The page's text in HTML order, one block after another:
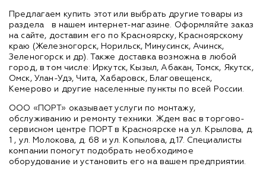
Предлагаем купить этот или выбрать другие товары из
раздела
в нашем интернет-магазине. Оформляйте заказ
на сайте, доставим его по Красноярску, Красноярскому
краю (Железногорск, Норильск, Минусинск, Ачинск,
Зеленогорск и др). Также доставка возможна в любой
город, в том числе: Иркутск, Кызыл, Абакан, Томск, Якутск,
Омск, Улан-Удэ, Чита, Хабаровск, Благовещенск,
Кемерово и другие населенные пункты по всей России.
ООО «ПОРТ» оказывает услуги по монтажу,
обслуживанию и ремонту техники. Ждем вас в торгово-
сервисном центре ПОРТ в Красноярске на ул. Крылова, д.
1 , ул. Молокова, д. 68 и ул. Копылова, д.17. Специалисты
компании помогут подобрать необходимое
оборудование и установить его на вашем предприятии.